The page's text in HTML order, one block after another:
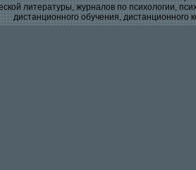
литературы, журналов по психологии,
дистанционного обучения, дистанционного